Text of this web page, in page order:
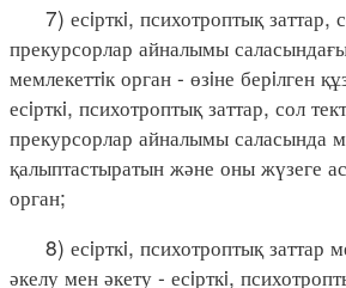
7) есiрткi, психотроптық заттар,
прекурсорлар айналымы
мемлекеттiк орган - өзiне берiлген
есiрткi, психотроптық заттар, сол
прекурсорлар айналымы саласында
қалыптастыратын және оны жүзеге
орган;
8) есiрткi, психотроптық заттар
әкелу мен әкету - есiрткi,